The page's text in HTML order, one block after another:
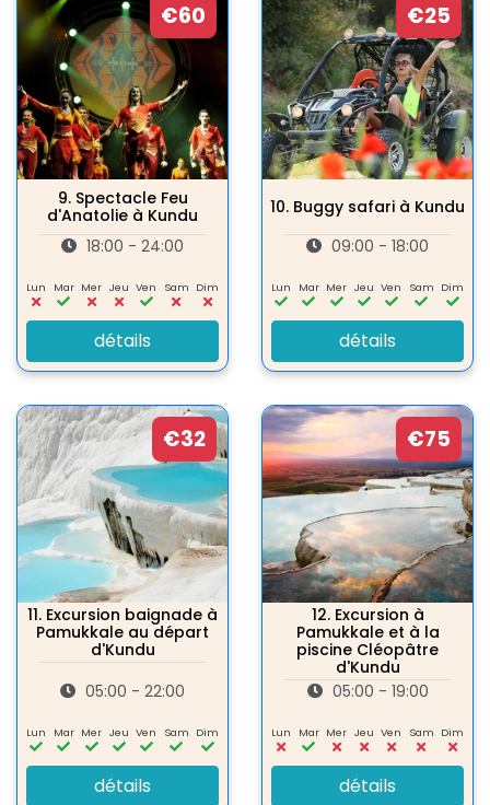
€60
9. Spectacle Feu
d'Anatolie à Kundu
18:00 - 24:00
Lun Mar Mer Jeu Ven Sam Dim
détails
€25
10. Buggy safari à Kundu
09:00 - 18:00
Lun Mar Mer Jeu Ven Sam Dim
détails
€32
11. Excursion baignade à
Pamukkale au départ
d'Kundu
05:00 - 22:00
Lun Mar Mer Jeu Ven Sam Dim
détails
€75
12. Excursion à
Pamukkale et à la
piscine Cléopâtre
d'Kundu
05:00 - 19:00
Lun Mar Mer Jeu Ven Sam Dim
détails